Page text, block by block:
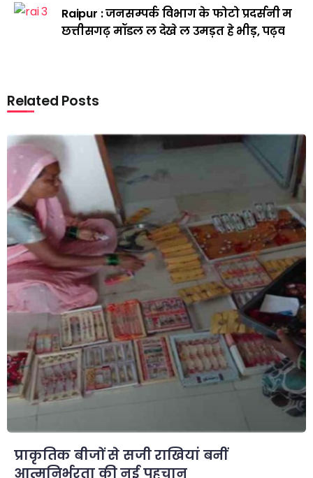
Raipur : जनसम्पर्क विभाग के फोटो प्रदर्सनी म
छत्तीसगढ़ मॉडल ल देखे ल उमड़त हे भीड़, पढ़व
Related Posts
प्राकृतिक बीजों से सजी राखियां बनीं
आत्मनिर्भरता की नई पहचान